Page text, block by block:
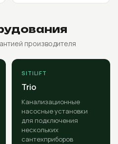
производителя
SITILIFT
Trio
Канализационные
насосные установки
для подключения
нескольких
сантехприборов